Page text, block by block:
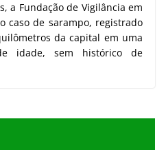
a Fundação de Vigilância em
caso de sarampo, registrado
da capital em uma
idade, sem histórico de